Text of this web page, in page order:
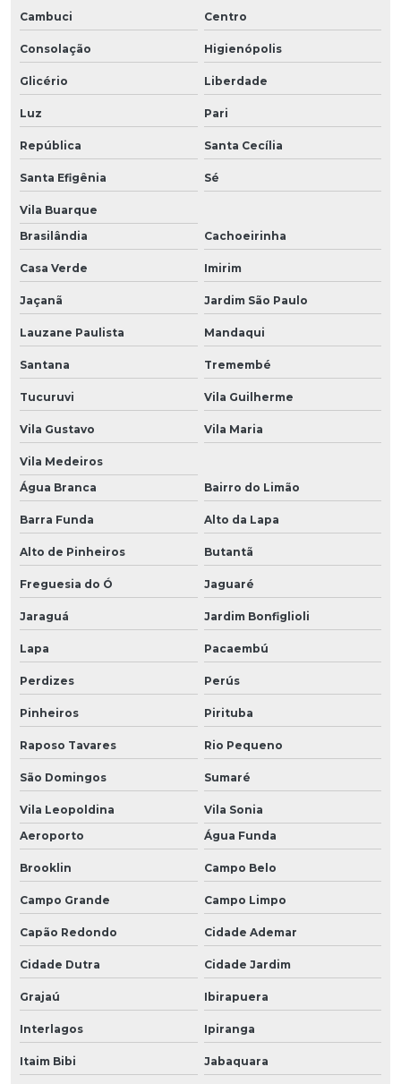
Cambuci Centro
Consolação Higienópolis
Glicério Liberdade
Luz Pari
República Santa Cecília
Santa Efigênia Sé
Vila Buarque
Brasilândia
Cachoeirinha
Casa Verde Imirim
Jaçanã Jardim São Paulo
Lauzane Paulista Mandaqui
Santana Tremembé
Tucuruvi Vila Guilherme
Vila Gustavo Vila Maria
Vila Medeiros
Água Branca
Bairro do Limão
Barra Funda Alto da Lapa
Alto de Pinheiros Butantã
Freguesia do Ó Jaguaré
Jaraguá Jardim Bonfiglioli
Lapa Pacaembú
Perdizes Perús
Pinheiros Pirituba
Raposo Tavares Rio Pequeno
São Domingos Sumaré
Vila Leopoldina
Vila Sonia
Aeroporto
Água Funda
Brooklin Campo Belo
Campo Grande Campo Limpo
Capão Redondo Cidade Ademar
Cidade Dutra Cidade Jardim
Grajaú Ibirapuera
Interlagos Ipiranga
Itaim Bibi Jabaquara